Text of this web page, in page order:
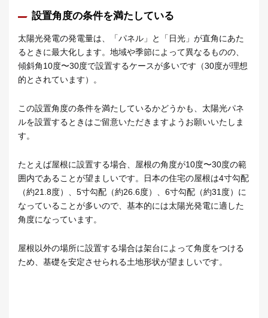
設置角度の条件を満たしている
太陽光発電の発電量は、「パネル」と「日光」が直角にあた
るときに最大化します。地域や季節によって異なるものの、
傾斜角10度〜30度で設置するケースが多いです（30度が理想
的とされています）。
この設置角度の条件を満たしているかどうかも、太陽光パネ
ルを設置するときはご留意いただきますようお願いいたしま
す。
たとえば屋根に設置する場合、屋根の角度が10度〜30度の範
囲内であることが望ましいです。日本の住宅の屋根は4寸勾配
（約21.8度）、5寸勾配（約26.6度）、6寸勾配（約31度）に
なっていることが多いので、基本的には太陽光発電に適した
角度になっています。
屋根以外の場所に設置する場合は架台によって角度をつける
ため、基礎を安定させられる土地形状が望ましいです。